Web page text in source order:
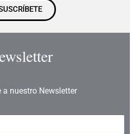
a nuestro Newsletter